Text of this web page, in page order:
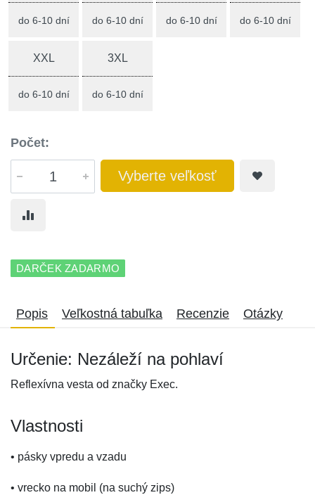
do 6-10 dní do 6-10 dní do 6-10 dní do 6-10 dní
XXL
do 6-10 dní
3XL
do 6-10 dní
Počet:
Vyberte veľkosť
DARČEK ZADARMO
Popis Veľkostná tabuľka Recenzie Otázky
Určenie: Nezáleží na pohlaví
Reflexívna vesta od značky Exec.
Vlastnosti
• pásky vpredu a vzadu
• vrecko na mobil (na suchý zips)